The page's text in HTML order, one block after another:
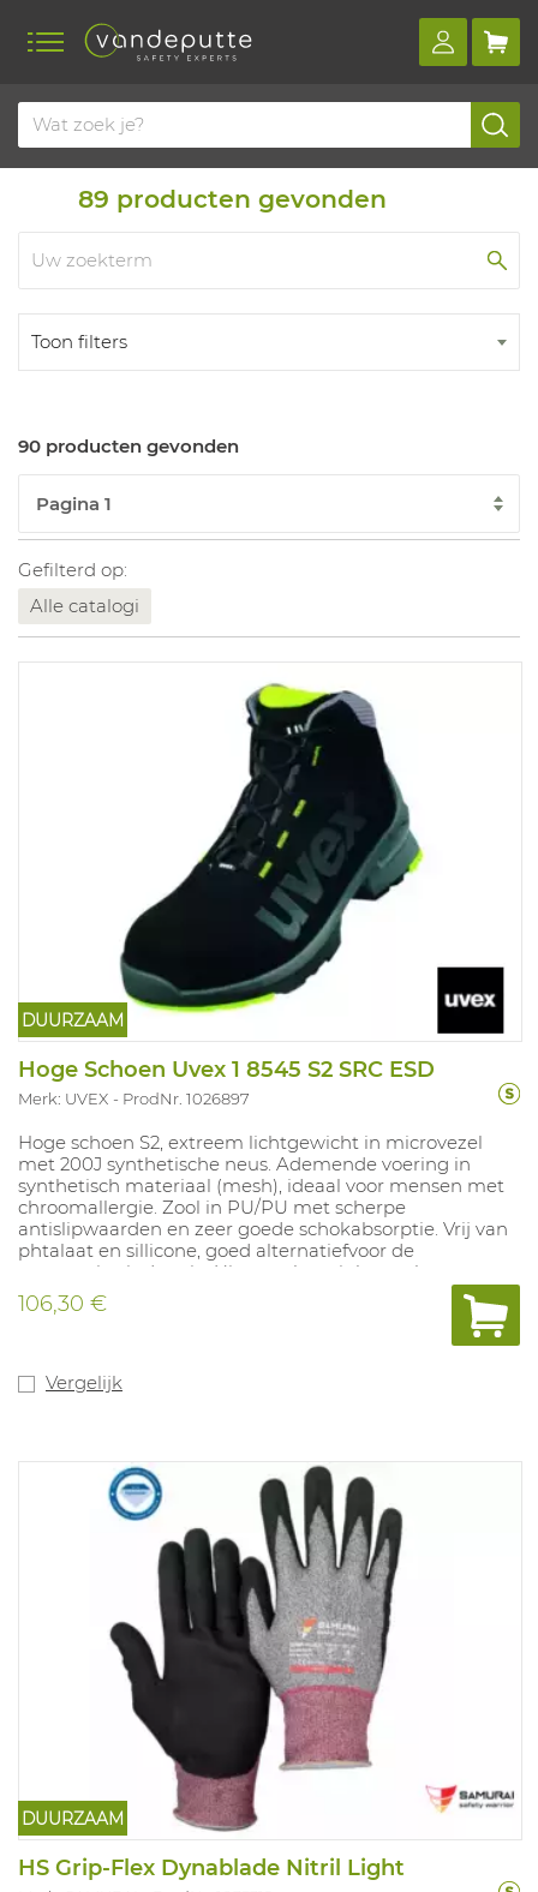
Home Producten
89 producten gevonden
Toon filters
90 producten gevonden
Gefilterd op:
Alle catalogi
DUURZAAM
Hoge Schoen Uvex 1 8545 S2 SRC ESD
Merk: UVEX ProdNr. 1026897
Hoge schoen S2, extreem lichtgewicht in microvezel
met 200J synthetische neus. Ademende voering in
synthetisch materiaal (mesh), ideaal voor mensen met
chroomallergie. Zool in PU/PU met scherpe
antislipwaarden en zeer goede schokabsorptie. Vrij van
phtalaat en sillicone, goed alternatiefvoor de
automotive industrie. Uitneembare inlegzool met
vochtregulerendsysteem en schokabsorptie. Maten: 10,
11, 12, 14: 35-52.
106,30 €
Vergelijk
DUURZAAM
HS Grip-Flex Dynablade Nitril Light